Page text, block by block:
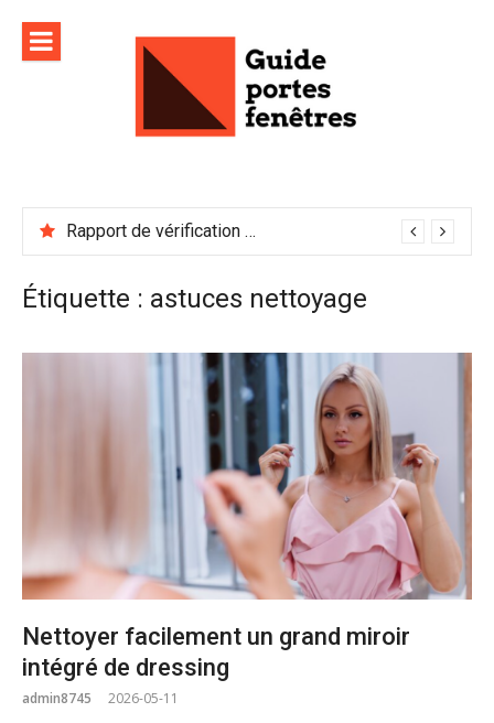
contenu
Rapport de vérification sécurité : à conserver précieusement
Étiquette : astuces nettoyage
Nettoyer facilement un grand miroir
intégré de dressing
admin8745 2026-05-11